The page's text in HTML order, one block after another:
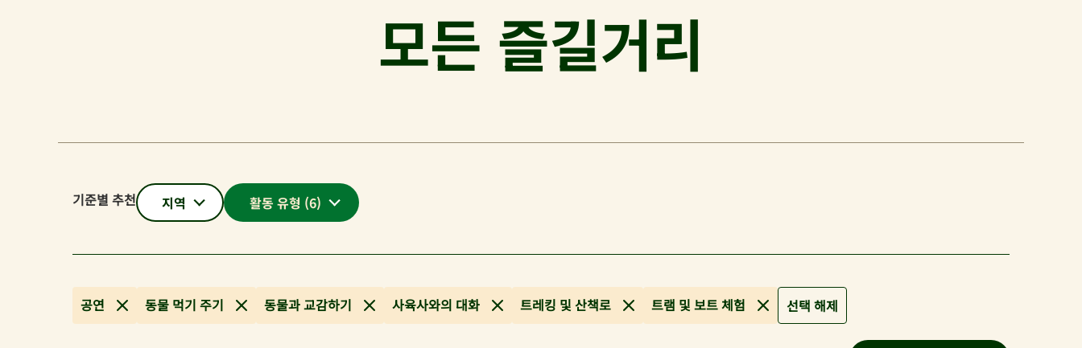
모든 즐길거리
기준별 추천 지역 활동 유형 (6)
공연 동물 먹기 주기 동물과 교감하기 사육사와의 대화 트레킹 및 산책로 트램 및 보트 체험 선택 해제